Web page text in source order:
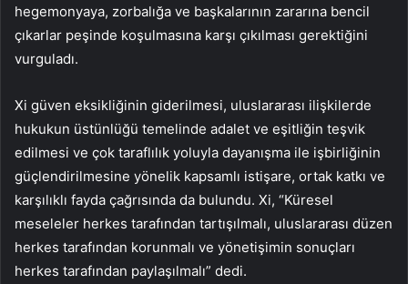
hegemonyaya, zorbalığa ve başkalarının zararına bencil
çıkarlar peşinde koşulmasına karşı çıkılması gerektiğini
vurguladı.
Xi güven eksikliğinin giderilmesi, uluslararası ilişkilerde
hukukun üstünlüğü temelinde adalet ve eşitliğin teşvik
edilmesi ve çok taraflılık yoluyla dayanışma ile işbirliğinin
güçlendirilmesine yönelik kapsamlı istişare, ortak katkı ve
karşılıklı fayda çağrısında da bulundu. Xi, “Küresel
meseleler herkes tarafından tartışılmalı, uluslararası düzen
herkes tarafından korunmalı ve yönetişimin sonuçları
herkes tarafından paylaşılmalı” dedi.